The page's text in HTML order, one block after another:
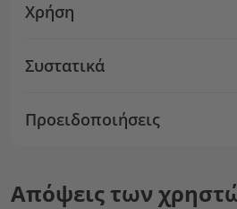
Χρήση
Συστατικά
Προειδοποιήσεις
Απόψεις των